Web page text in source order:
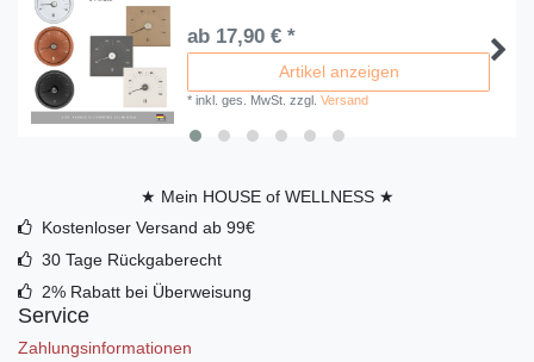
ab 17,90 € *
Artikel anzeigen
*inkl. ges. MwSt. zzgl.Versand
★ Mein HOUSE of WELLNESS ★
Kostenloser Versand ab 99€
30 Tage Rückgaberecht
2% Rabatt bei Überweisung
Service
Zahlungsinformationen